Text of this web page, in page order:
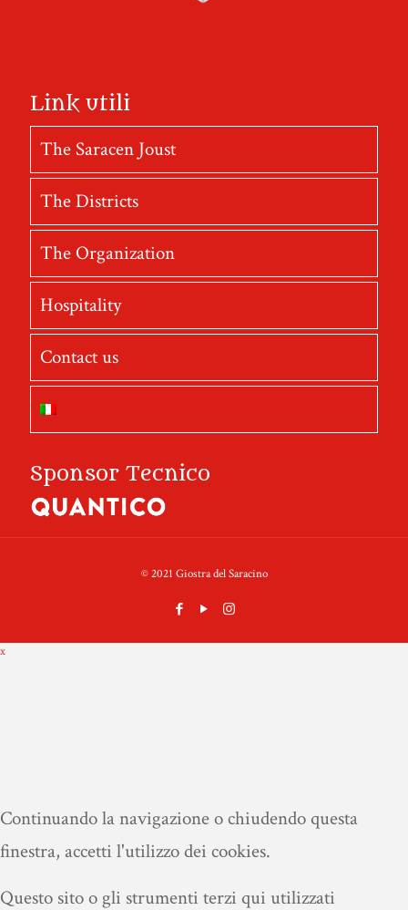
Link utili
The Saracen Joust
The Districts
The Organization
Hospitality
Contact us
Sponsor Tecnico
© 2021 Giostra del Saracino
x
Continuando la navigazione o chiudendo questa
finestra, accetti l'utilizzo dei cookies.
Questo sito o gli strumenti terzi qui utilizzati